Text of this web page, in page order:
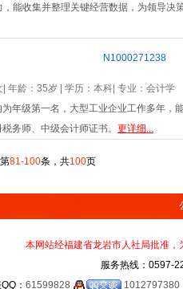
能收集并整理关键经营数据，为领导
N1000271238
| 年龄： 35岁 | 学历：本科| 专业： 会计学
年级第一名，大型工业企业工作多年
务师、中级会计师证书。 更详细...
81-100条，共100页
本网站经福建省龙岩市人社局批准
服务热线：0597-
： 61599828
1012797380